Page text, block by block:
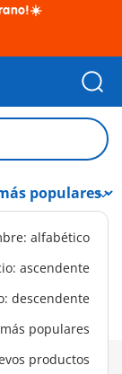
alfabético
ascendente
descendente
populares
productos